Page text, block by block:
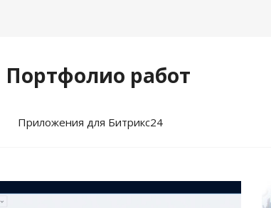
Портфолио работ
Приложения для Битрикс24